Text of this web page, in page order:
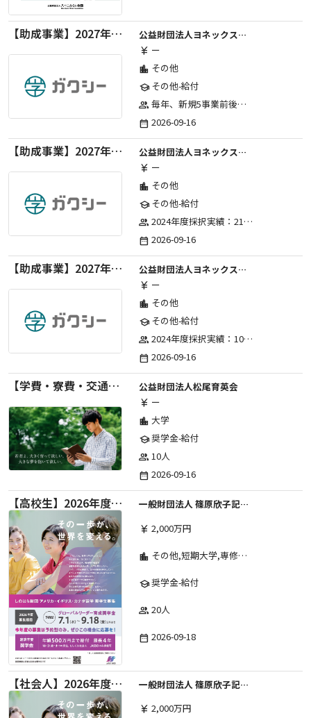
【助成事業】2027年度中学校部活動の地域展開推進に関する助成金
公益財団法人ヨネックススポーツ振興財団
currency_yen ー
location_city その他
schoolその他-給付
group 毎年、新規5事業前後への助成金交付を予定とし、初年度5事業、2年目合計10事業前後、3年目合計15事業前後、4年目以降は15事業前後にて実施する。 2025年度採択実績：5事業、2026年度採択実績：5事業
date_range 2026-09-16
【助成事業】2027年度（通年）国際交流普及事業に関する助成金
公益財団法人ヨネックススポーツ振興財団
currency_yen ー
location_city その他
schoolその他-給付
group 2024年度採択実績：21事業（前期11・後期10）、2025年度採択実績：30事業（前期15・後期15）、2026年度採択実績：40事業 ※2026年度より、前期・後期の区分を廃止し、年1回の申請受付となりました。
date_range 2026-09-16
【助成事業】2027年度（通年）ジュニアスポーツ振興に関する助成金
公益財団法人ヨネックススポーツ振興財団
currency_yen ー
location_city その他
schoolその他-給付
group 2024年度採択実績：107事業（前期45・後期62）、2025年度採択実績：103事業（前期48・後期55）、2026年度採択実績：97事業 ※2026年度より、前期・後期の区分を廃止し、年1回の申請受付となりました。
date_range 2026-09-16
【学費・寮費・交通費給付】2027年度第71期育英生募集
公益財団法人松尾育英会
currency_yen ー
location_city 大学
school奨学金-給付
group 10人
date_range 2026-09-16
【高校生】2026年度 しのはら財団 アメリカ・イギリス・カナダ英語留学奨学金
一般財団法人 篠原欣子記念財団 (海外留学奨学金グループ)
currency_yen 2,000万円
location_city その他,短期大学,専修学校,高等専門学校,高等学校,大学院,大学
school奨学金-給付
group 20人
date_range 2026-09-18
【社会人】2026年度 しのはら財団 アメリカ・イギリス・カナダ英語留学奨学金
一般財団法人 篠原欣子記念財団 (海外留学奨学金グループ)
currency_yen 2,000万円